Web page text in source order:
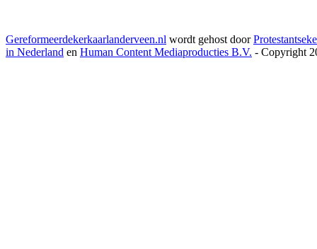
Gereformeerdekerkaarlanderveen.nl wordt gehost door
in Nederland en Human Content Mediaproducties B.V. - Copyright